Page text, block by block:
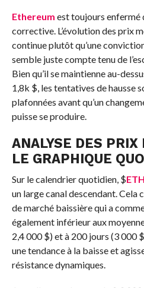
Ethereum est toujours enfermé
corrective. L’évolution des prix
continue plutôt qu’une
semble juste compte tenu de
Bien qu’il se maintienne au-
1,8k $, les tentatives de hausse
plafonnées avant qu’un
puisse se produire.
ANALYSE DES PRIX
LE GRAPHIQUE
Sur le calendrier quotidien, $ETH
un large canal descendant.
de marché baissière qui a
également inférieur aux
2,4 000 $) et à 200 jours (3 000
une tendance à la baisse et
résistance dynamiques.